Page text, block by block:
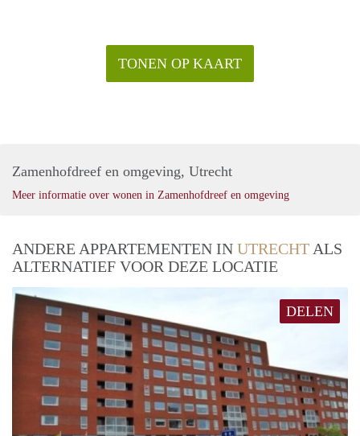
TONEN OP KAART
Zamenhofdreef en omgeving, Utrecht
Meer informatie over wonen in Zamenhofdreef en omgeving
ANDERE APPARTEMENTEN IN UTRECHT ALS
ALTERNATIEF VOOR DEZE LOCATIE
DELEN